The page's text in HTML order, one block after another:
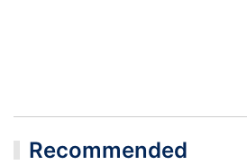
Recommended